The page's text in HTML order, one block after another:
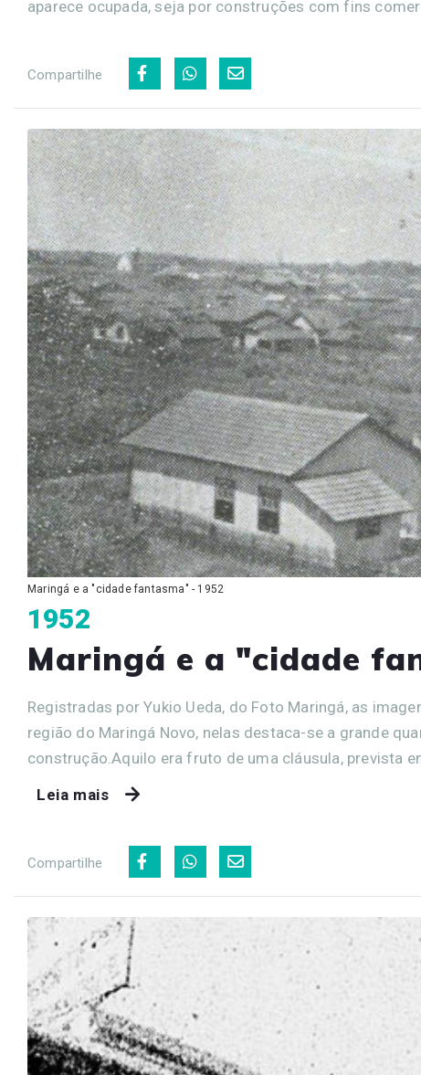
aparece ocupada, seja por construções com fins
Compartilhe
Maringá e a "cidade fantasma" - 1952
1952
Maringá e a "cidade
Registradas por Yukio Ueda, do Foto Maringá, as
região do Maringá Novo, nelas destaca-se a grande
construção.Aquilo era fruto de uma cláusula, prevista
Leia mais
Compartilhe